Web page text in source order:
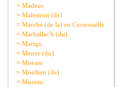
¤ Madeuc
¤ Malestroit (de)
¤ Marche (de la) en Cornouaille
¤ Marhallac'h (du)
¤ Marigo
¤ Menez (du)
¤ Moeam
¤ Moellien (de)
¤ Moreau